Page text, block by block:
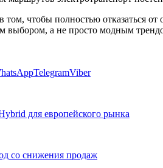
чтобы полностью отказаться
выбором, а не просто модным
TelegramViber
для европейского рынка
со снижения продаж